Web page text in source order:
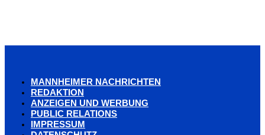
MANNHEIMER NACHRICHTEN
REDAKTION
ANZEIGEN UND WERBUNG
PUBLIC RELATIONS
IMPRESSUM